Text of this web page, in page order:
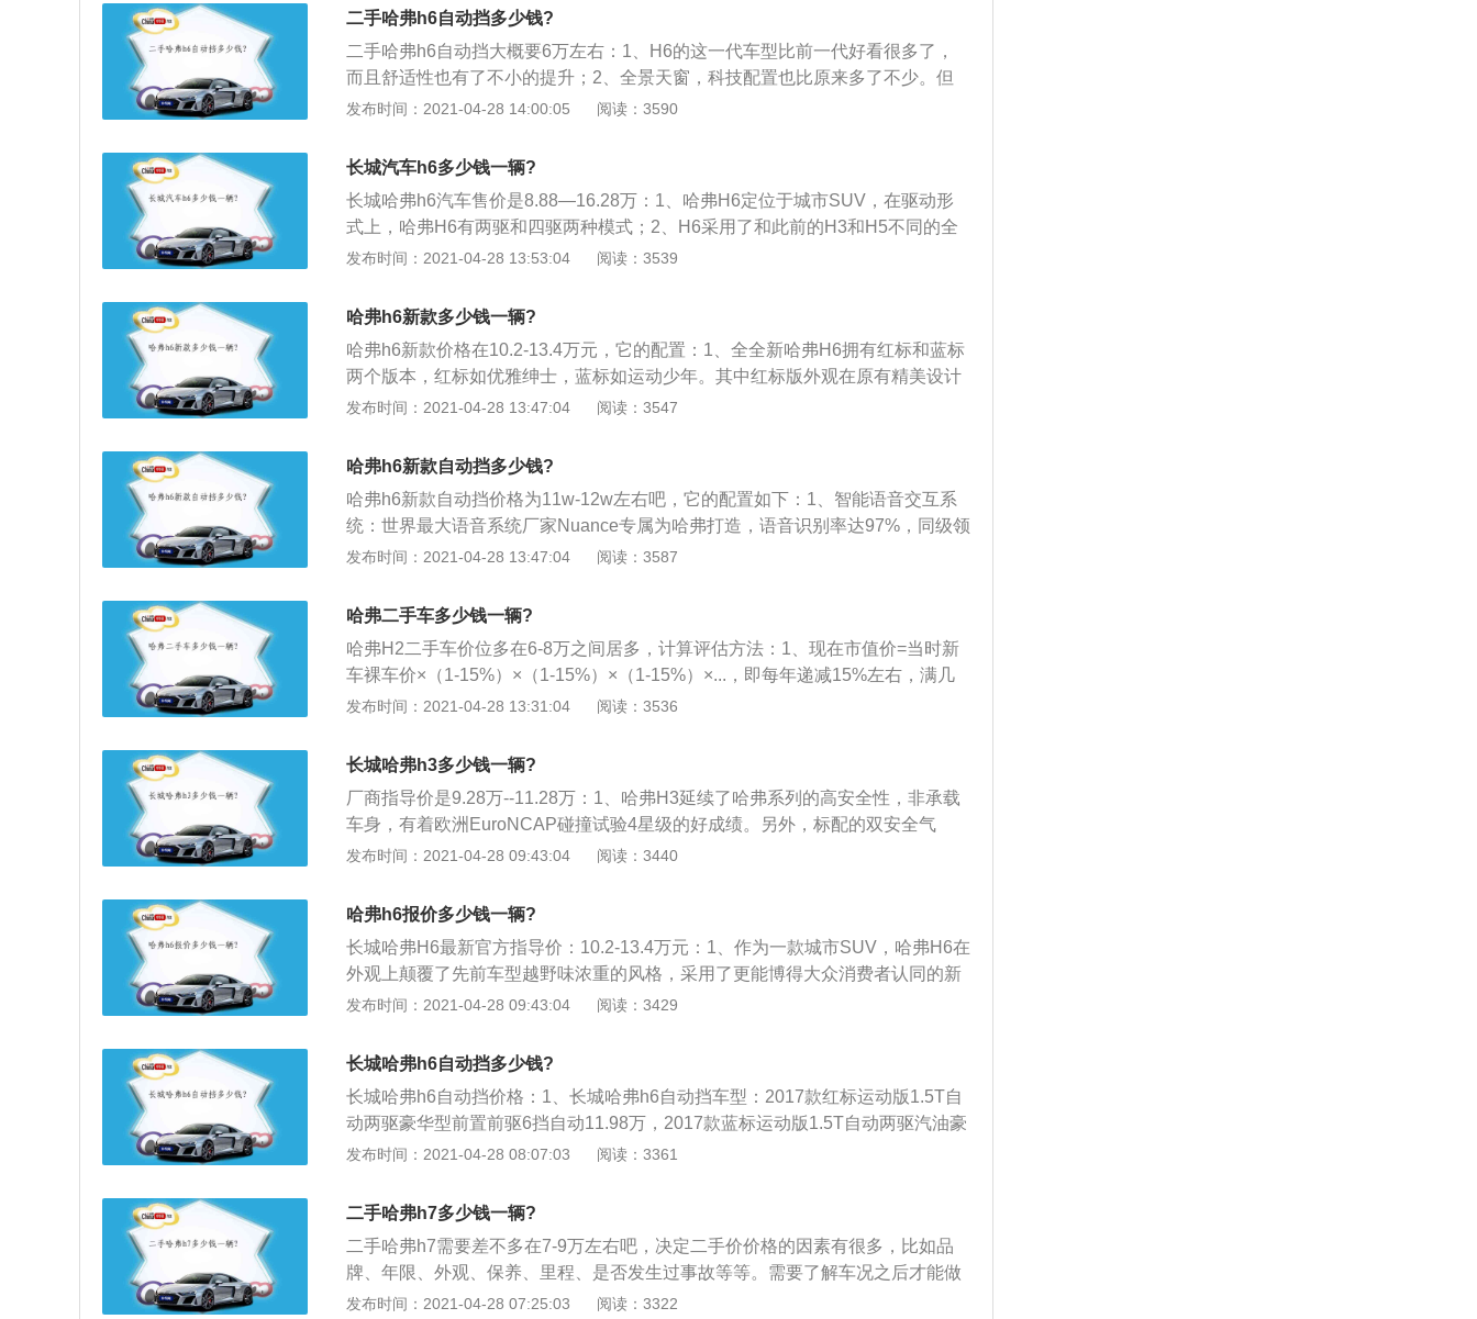
更低，风格也与H2迥然不同；3、哈弗H2s是一款配置领先、性能出众的高颜
值、高品质小型SUV，由设计大师皮埃尔？勒克莱尔操刀，国际设计团队共同打
磨，基于未来感设计而来。
二手哈弗h6自动挡多少钱?
二手哈弗h6自动挡大概要6万左右：1、H6的这一代车型比前一代好看很多了，
而且舒适性也有了不小的提升；2、全景天窗，科技配置也比原来多了不少。但
是噪音是依旧的大，感觉没有明显改进，尤其是高速行驶的时候，胎噪非常明
错。我身高一米八左右，无论前排还是后排，空间都是比较充足的。
发布时间：2021-04-28 14:00:05 阅读：3590
长城汽车h6多少钱一辆?
长城哈弗h6汽车售价是8.88—16.28万：1、哈弗H6定位于城市SUV，在驱动形
式上，哈弗H6有两驱和四驱两种模式；2、H6采用了和此前的H3和H5不同的全
新平台打造，最大特点是使用了承载式车身，H6的四驱车型使用的是适时四驱系
度上影响到它的越野性能，但其好处是可以降低车身重量提高经济性，且可以获
得更好的乘坐舒适性；4、由于采用了全新平台打造，所以哈弗H6两驱版车型采
用的是前轮驱动。这也和H3和H5两驱车型采用后驱模式有所区别。
发布时间：2021-04-28 13:53:04 阅读：3539
哈弗h6新款多少钱一辆?
哈弗h6新款价格在10.2-13.4万元，它的配置：1、全全新哈弗H6拥有红标和蓝标
两个版本，红标如优雅绅士，蓝标如运动少年。其中红标版外观在原有精美设计
的基础上，针对雾灯区域装饰调整，有着画龙点睛之妙。蓝标版本采用了大面积
不禁让人多看几眼，突显整车运动感。同时，全新哈弗H6还采用了LED光源的大
灯组，可谓更加熠熠生辉，如此高颜值的全新哈弗H6行驶在路上绝对有面儿；
2、全新哈弗H6更全面、更丰富的配置，也让车主更加省心、舒心的去享受高质
量汽车生活。无钥匙进入、一键启动、全景天窗、电动调节座椅、座椅加热、换
挡拨片、定速巡航、TPMS胎压监测、12.3寸全液晶仪表盘、双温区自动空调、
际使用并附有科技的配置。可以说，只有你想不到，没有全新哈弗H6做不到；
3、全新哈弗H6装备“铠甲安全系统”，车身设计采用独具特色的3DP安全技术，
从“乘员、行人、车辆”三个维度，全方位进行防护。在车身用材中，高强度钢占
印证了哈弗对安全的高度重视；4、动力系统方面，新车搭载了荣获“十佳发动
程技术、高效燃烧系统等，最大功率为124kW，同仅需1400rpm即可输出峰值扭
矩285N·m。同时，新车标配由长城汽车自主研发的国内首款量产七挡湿式双离
合变速器，该变速器还获得了“世界十佳变速器”的殊荣。此次，新车型针对1.5GD
IT发动机与7DCT组成的动力系统进行了软件升级，匹配更平顺，使全新哈弗H6
发布时间：2021-04-28 13:47:04 阅读：3547
哈弗h6新款自动挡多少钱?
哈弗h6新款自动挡价格为11w-12w左右吧，它的配置如下：1、智能语音交互系
统：世界最大语音系统厂家Nuance专属为哈弗打造，语音识别率达97%，同级领
先，能够识别全国口音，只需一句“你好，哈弗”就能实现导航、空调、音乐、车
供I-call、B-call、E-call专属人工坐席，不光能提供道路救援、紧急救援等服务，
还能提供票务预订、一键导航等功能；能够通过手机APP实现远程控制引擎启
动、开关空调、车门解锁闭锁、电子围栏等功能，使用方便、省心；2、更强动
力，更加省油搭载中国十佳发动机，采用同级领先与宝马相同的CVVL连续可变
气门升程技术，1000转涡轮介入，低速更有劲，功率可达124kW、285N·m，动
油耗更低，汽车之家口碑油耗仅为8.8L，远低于这个级别10L的平均值；3、领先
的安全保护，全新哈弗H6成功挑战中国最严格翻滚实验，并取得优异成绩，是中
国品牌首次，这主要得益全新哈弗H6采用3DP安全理念设计，车身高强度钢的应
的车身结构；4、配备了疲劳驾驶监测系统、车道偏离预警系统、盲点侦测系统
见倾心的设计；5、由国际知名设计大师主导设计开发，外观、内饰采用哈弗3.0
设计语言，简洁、时尚、大气；采用软质中控仪表板高挡柔性材质包覆，触感细
腻，有效减少车内异味，电镀饰条横贯仪表，豪华质感浑然天成；配备了嵌入式
中控屏、12.3寸全彩数字虚拟仪表等亮眼配置，让您感受到和谐的美感，优越的
发布时间：2021-04-28 13:47:04 阅读：3587
哈弗二手车多少钱一辆?
哈弗H2二手车价位多在6-8万之间居多，计算评估方法：1、现在市值价=当时新
车裸车价×（1-15%）×（1-15%）×（1-15%）×...，即每年递减15%左右，满几
年就乘以多少个（1-15%）；2、看保险还有多长时间，审车还有多长时间，时间
齐备（一般2把）、说明书、工具箱、灭火器、应急工具、三脚架等一应俱全，
且一直在4s店保养、维修维护的，可适当提价，具体看个人；4、看是否有过重
大事故，否则再在现在市值价上折价30%-50%+；5、看实际车况，包括发动机、
底盘、变速箱、减震悬挂、车身漆水和钣金、各项电器、车灯（含大灯、雾灯、
示宽灯、刹车灯、舱内照明灯、舱内氛围灯等等）、内饰、轮胎、刹车、各项机
一条执行，否则，各项分别折价。
发布时间：2021-04-28 13:31:04 阅读：3536
长城哈弗h3多少钱一辆?
厂商指导价是9.28万--11.28万：1、哈弗H3延续了哈弗系列的高安全性，非承载
车身，有着欧洲EuroNCAP碰撞试验4星级的好成绩。另外，标配的双安全气
囊、高版本的abs+ebd、四轮碟刹以及儿童锁、儿童座椅固定装置等，极大地保
质，而且具备了轿车舒适性和多功能车的实用性，它匹配的2.0L动力出色的低速
性能在级别市场中优势突出，尤其适应国内路况；3、实在的价格，结合它在安
全、经济性、外观、空间等方面的亮点，一举在小排量SUV市场中树立了第一性
价比标杆。
发布时间：2021-04-28 09:43:04 阅读：3440
哈弗h6报价多少钱一辆?
长城哈弗H6最新官方指导价：10.2-13.4万元：1、作为一款城市SUV，哈弗H6在
外观上颠覆了先前车型越野味浓重的风格，采用了更能博得大众消费者认同的新
设计，整体设计大气沉稳，但也不乏有时尚的元素出现，平直的车顶线条则可以
（mm），轴距为2680mm。相比哈弗H3和H5的2700mm轴距短了20mm，更显
紧凑。不过相比市面上的紧凑SUV来说，它的尺寸略大一些；3、哈弗H6造型中
规中矩，其采用了上深下浅的配色风格，同时还在细节上加入凸显质感的银色装
饰，整体的视觉效果贴合多数人的审美。
发布时间：2021-04-28 09:43:04 阅读：3429
长城哈弗h6自动挡多少钱?
长城哈弗h6自动挡价格：1、长城哈弗h6自动挡车型：2017款红标运动版1.5T自
动两驱豪华型前置前驱6挡自动11.98万，2017款蓝标运动版1.5T自动两驱汽油豪
华型前置前驱6挡自动12.18万；2、哈弗H6为驾乘者提供强大的三重安全保障，
金高强钢板；3、同时匹配BA紧急制动辅助系统、前排双安全气囊+前排侧气囊
+前后一体式侧安全气帘，带预张紧限力燃爆式安全带等丰富的安全配置，保证
整车主动安全与被动安全；4、此外，哈弗H6还特别强化了“信息安全”的设计，利
用TPMS智能胎压监测系统、倒车影像\/雷达系统等多种科技智能配备，提前感知
并避免危险及意外的发生，让人车远离危险；
发布时间：2021-04-28 08:07:03 阅读：3361
二手哈弗h7多少钱一辆?
二手哈弗h7需要差不多在7-9万左右吧，决定二手价价格的因素有很多，比如品
牌、年限、外观、保养、里程、是否发生过事故等等。需要了解车况之后才能做
出评估：1、二手车价格还是要根据车子的实际情况来评估的，比如需要从：车
发布时间：2021-04-28 07:25:03 阅读：3322